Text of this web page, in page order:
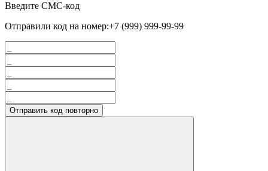
Введите СМС-код
Отправили код на номер:+7 (999) 999-99-99
Отправить код повторно